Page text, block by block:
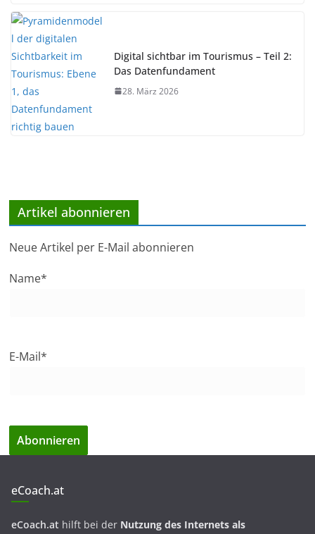
Digital sichtbar im Tourismus – Teil 2:
Das Datenfundament
28. März 2026
Artikel abonnieren
Neue Artikel per E-Mail abonnieren
Name*
E-Mail*
eCoach.at
eCoach.at hilft bei der Nutzung des Internets als